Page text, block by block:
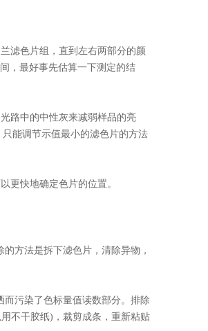
滤色片组，直到左右两部分的颜
，最好事先估算一下测定的结
路中的中性灰来减弱样品的亮
能调节示值最小的滤色片的方法
快地确定色片的位置。
方法是拆下滤色片，清除异物，
污染了色标量值读数部分。排除
不干胶纸)，裁剪成条，重新粘贴